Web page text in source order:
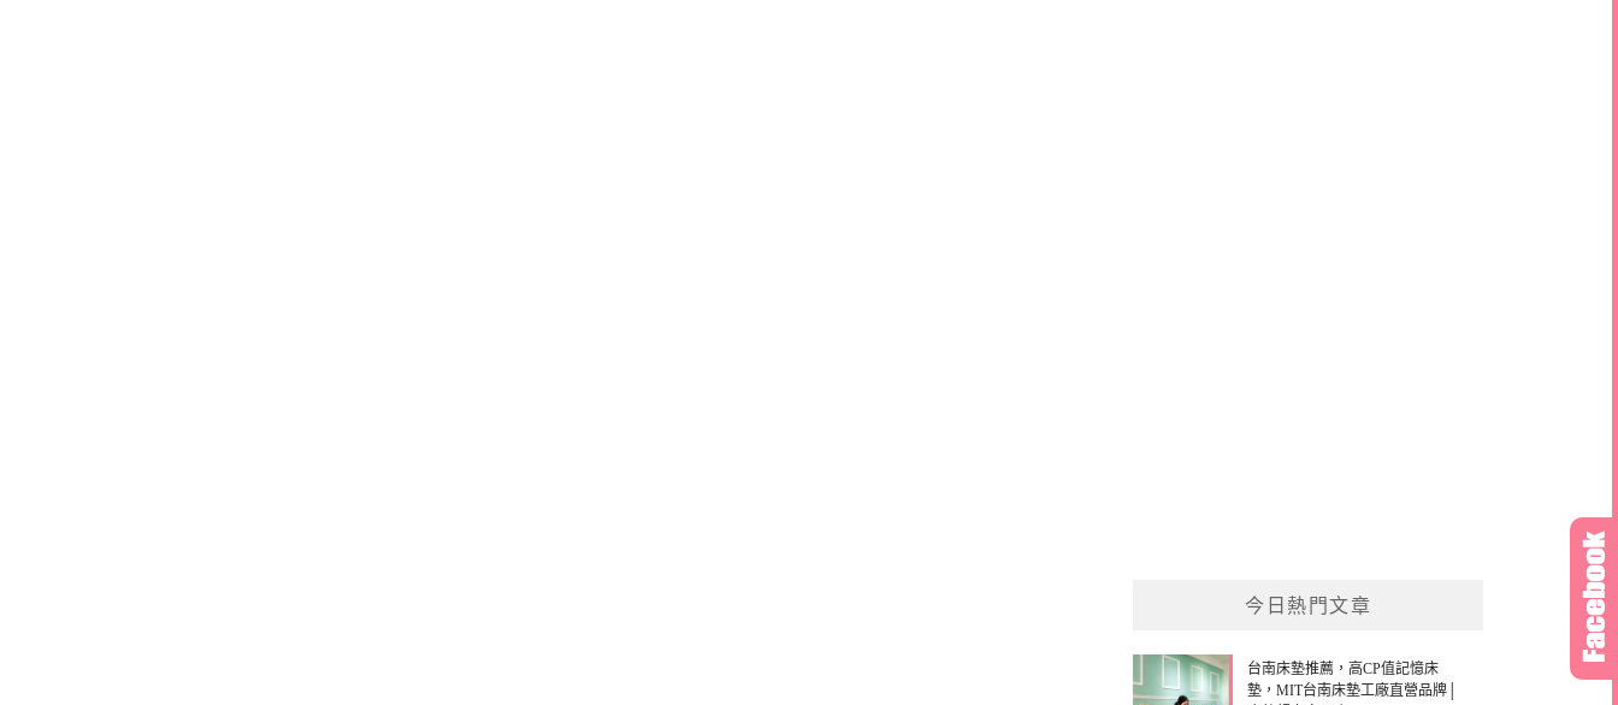
今日熱門文章
台南床墊推薦，高CP值記憶床
墊，MIT台南床墊工廠直營品牌│